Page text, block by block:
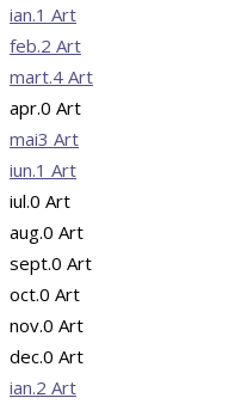
ian.1 Art
feb.2 Art
mart.4 Art
apr.0 Art
mai3 Art
iun.1 Art
iul.0 Art
aug.0 Art
sept.0 Art
oct.0 Art
nov.0 Art
dec.0 Art
ian.2 Art